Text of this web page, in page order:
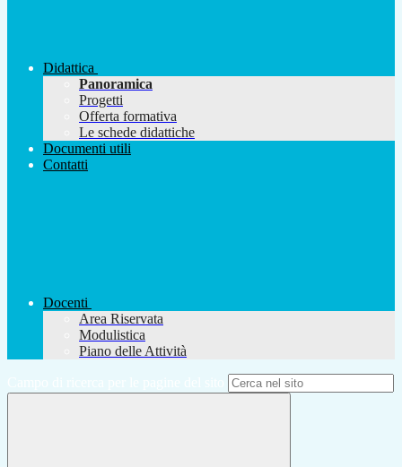
Didattica
Panoramica
Progetti
Offerta formativa
Le schede didattiche
Documenti utili
Contatti
Docenti
Area Riservata
Modulistica
Piano delle Attività